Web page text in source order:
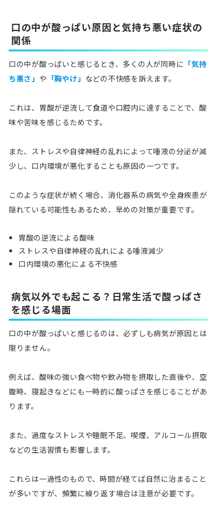
口の中が酸っぱい原因と気持ち悪い症状の
関係
口の中が酸っぱいと感じるとき、多くの人が同時に 「気持
ち悪さ」 や 「胸やけ」 などの不快感を訴えます。
これは、 胃酸が逆流して食道や口腔内に達することで、酸
味や苦味を感じるためです。
また、 ストレスや自律神経の乱れによって唾液の分泌が減
少し、口内環境が悪化する ことも原因の一つです。
このような症状が続く場合、消化器系の病気や全身疾患が
隠れている可能性もあるため、早めの対策が重要です。
胃酸の逆流による酸味
ストレスや自律神経の乱れによる唾液減少
口内環境の悪化による不快感
病気以外でも起こる？日常生活で酸っぱさ
を感じる場面
口の中が酸っぱいと感じるのは、必ずしも病気が原因とは
限りません。
例えば、 酸味の強い食べ物や飲み物を摂取した直後や、空
腹時、寝起きなどにも一時的に酸っぱさを感じる ことがあ
ります。
また、 過度なストレスや睡眠不足、喫煙、アルコール摂取
などの生活習慣も影響します。
これらは一過性のもので、時間が経てば自然に治まること
が多いですが、頻繁に繰り返す場合は注意が必要です。